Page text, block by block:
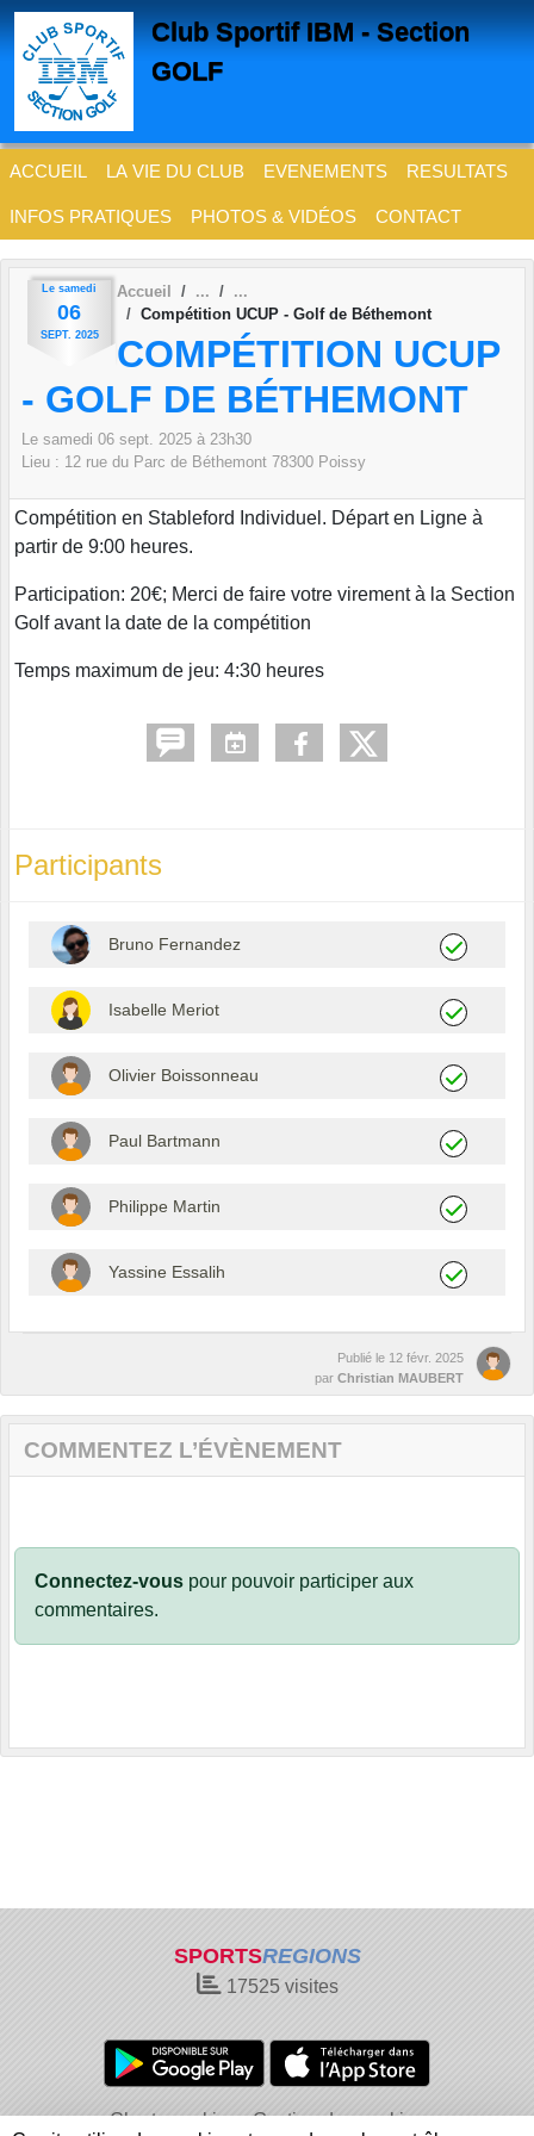
Club Sportif IBM - Section
GOLF
ACCUEIL LA VIE DU CLUB EVENEMENTS RESULTATS
INFOS PRATIQUES PHOTOS & VIDÉOS CONTACT
Le samedi
06
SEPT. 2025
Accueil
Compétition UCUP - Golf de Béthemont
COMPÉTITION UCUP
- GOLF DE BÉTHEMONT
Le samedi 06 sept. 2025 à 23h30
Lieu : 12 rue du Parc de Béthemont 78300 Poissy
Compétition en Stableford Individuel. Départ en Ligne à
partir de 9:00 heures.
Participation: 20€; Merci de faire votre virement à la Section
Golf avant la date de la compétition
Temps maximum de jeu: 4:30 heures
Participants
Bruno Fernandez
Isabelle Meriot
Olivier Boissonneau
Paul Bartmann
Philippe Martin
Yassine Essalih
Publié le 12 févr. 2025
par Christian MAUBERT
COMMENTEZ L’ÉVÈNEMENT
Connectez-vous pour pouvoir participer aux
commentaires.
SPORTSREGIONS
17525visites
Charte cookies
Gestion des cookies
Panneau de gestion des cookies